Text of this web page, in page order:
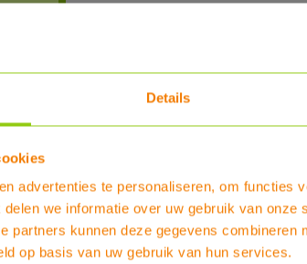
Details
advertenties te personaliseren, om functies
we informatie over uw gebruik van onze
partners kunnen deze gegevens combineren
op basis van uw gebruik van hun services.